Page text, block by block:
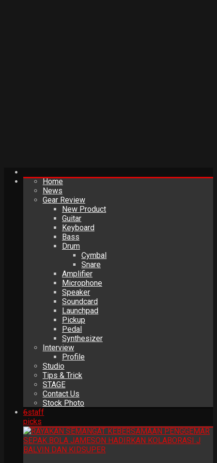
Home
News
Gear Review
New Product
Guitar
Keyboard
Bass
Drum
Cymbal
Snare
Amplifier
Microphone
Speaker
Soundcard
Launchpad
Pickup
Pedal
Synthesizer
Interview
Profile
Studio
Tips & Trick
STAGE
Contact Us
Stock Photo
6staff
picks